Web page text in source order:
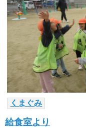
くまぐみ
給食室より